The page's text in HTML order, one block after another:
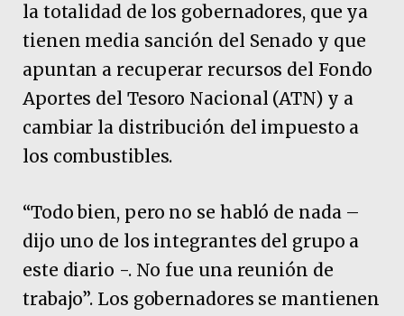
la totalidad de los gobernadores, que ya
tienen media sanción del Senado y que
apuntan a recuperar recursos del Fondo
Aportes del Tesoro Nacional (ATN) y a
cambiar la distribución del impuesto a
los combustibles.
“Todo bien, pero no se habló de nada –
dijo uno de los integrantes del grupo a
este diario -. No fue una reunión de
trabajo”. Los gobernadores se mantienen